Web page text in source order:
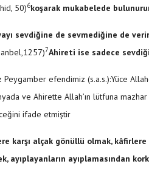
koşarak mukabelede
50)6
sevdiğine de sevmediğine de
Ahireti ise sadece
7
Peygamber efendimiz (s.a.s.):Yüce
ve Ahirette Allah’ın lütfuna
ifade etmiştir
karşı alçak gönüllü olmak,
ayıplayanların ayıplamasından